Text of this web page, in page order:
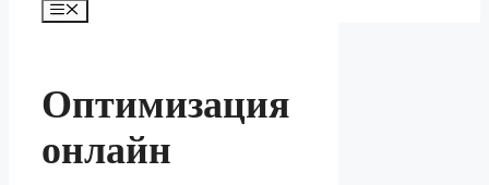
Меню
Оптимизация
онлайн